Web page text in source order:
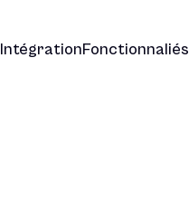
IntégrationFonctionnaliés